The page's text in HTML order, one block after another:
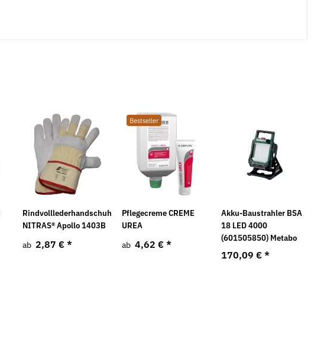
Rindvolllederhandschuh
NITRAS® Apollo 1403B
ab 2,87 € *
Bestseller
Pflegecreme CREME
UREA
ab 4,62 € *
Akku-Baustrahler BSA
18 LED 4000
(601505850) Metabo
170,09 €*